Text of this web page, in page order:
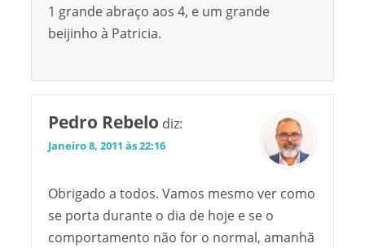
1 grande abraço aos 4, e um grande
beijinho à Patricia.
Pedro Rebelo diz:
Janeiro 8, 2011 às 22:16
Obrigado a todos. Vamos mesmo ver como
se porta durante o dia de hoje e se o
comportamento não for o normal, amanhã